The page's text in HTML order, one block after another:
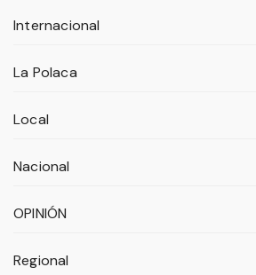
Internacional
La Polaca
Local
Nacional
OPINIÓN
Regional